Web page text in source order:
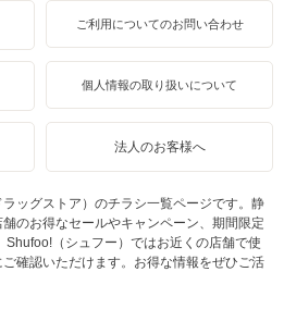
ご利用についてのお問い合わせ
個人情報の取り扱いについて
法人のお客様へ
ッグストア）のチラシ一覧ページです。静
のお得なセールやキャンペーン、期間限定
（シュフー）ではお近くの店舗で使
確認いただけます。お得な情報をぜひご活